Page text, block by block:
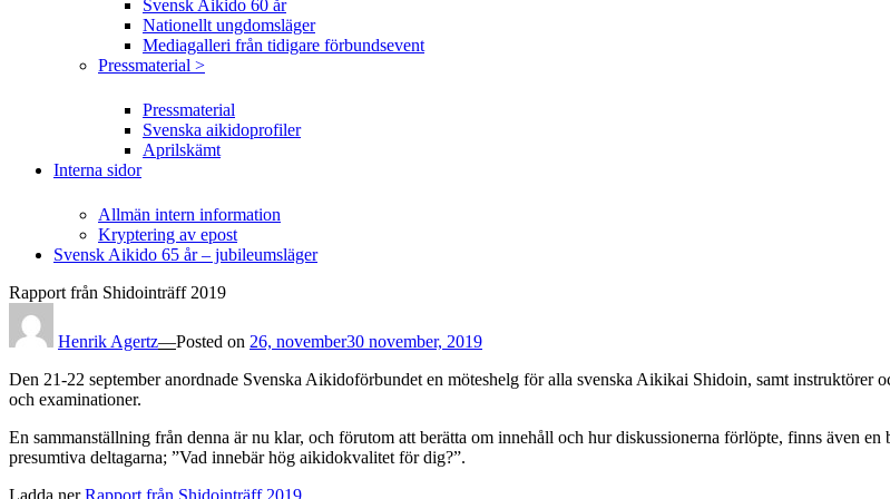
Svensk Aikido 60 år
Nationellt ungdomsläger
Mediagalleri från tidigare förbundsevent
Pressmaterial >
Pressmaterial
Svenska aikidoprofiler
Aprilskämt
Interna sidor
Allmän intern information
Kryptering av epost
Svensk Aikido 65 år – jubileumsläger
Rapport från Shidointräff 2019
Henrik Agertz—Posted on 26, november30 november, 2019
Den 21-22 september anordnade Svenska Aikidoförbundet en möteshelg för alla svenska Aikikai Shidoin, samt
och examinationer.
En sammanställning från denna är nu klar, och förutom att berätta om innehåll och hur diskussionerna förlöpte, finns även
presumtiva deltagarna; ”Vad innebär hög aikidokvalitet för dig?”.
Ladda nerRapport från Shidointräff 2019